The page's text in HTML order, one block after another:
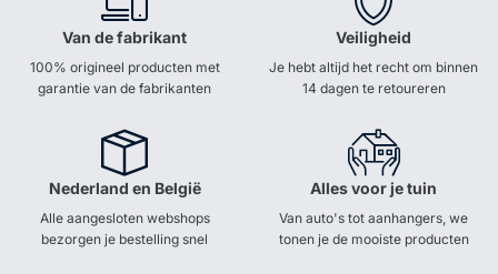
Van de fabrikant
100% origineel producten met
garantie van de fabrikanten
Veiligheid
Je hebt altijd het recht om binnen
14 dagen te retoureren
Nederland en België
Alle aangesloten webshops
bezorgen je bestelling snel
Alles voor je tuin
Van auto's tot aanhangers, we
tonen je de mooiste producten